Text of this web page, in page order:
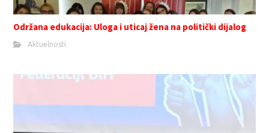
Održana edukacija: Uloga i uticaj žena na politički dijalog
Aktuelnosti